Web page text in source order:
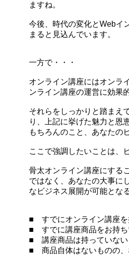
ますね。
今後、時代の変化とWebイ
まると見込んでいます。
一方で・・・
オンライン講座にはオンラ
ンライン講座の運営に効果
それらをしっかりと踏まえ
り、上記に挙げた魅力と恩
もちろんのこと、あなたの
ここで強調したいことは、
骨太オンライン講座にする
ではなく、あなたの大事に
なビジネス展開が可能とな
■ すでにオンライン講座
■ すでに講座商品をお持ち
■ 講座商品は持っていない
■ 商品自体はないものの、